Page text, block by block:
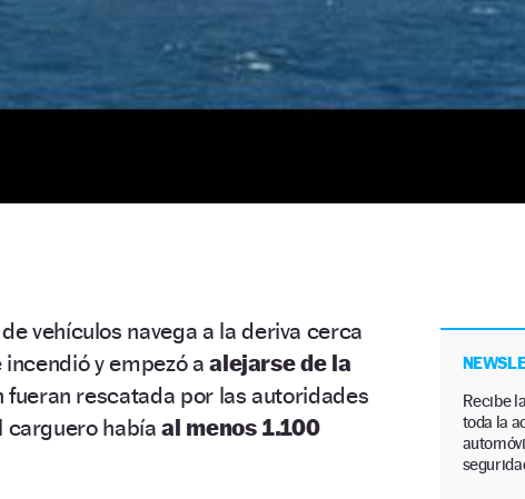
vehículos navega a la deriva cerca
incendió y empezó aalejarse de la
rescatada por las autoridades
carguero habíaal menos 1.100
Recibe
toda la